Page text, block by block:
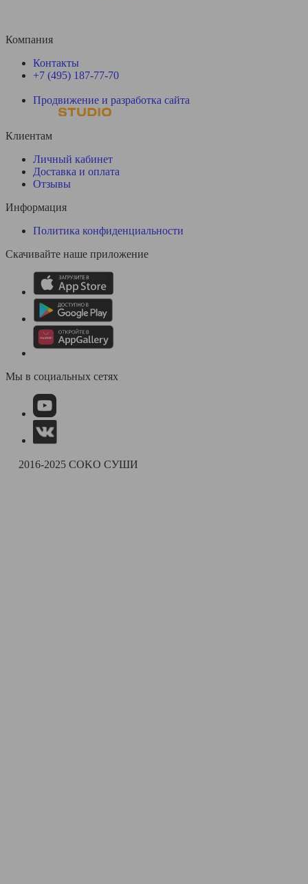
Компания
Контакты
+7 (495) 187-77-70
Продвижение и разработка сайта
Клиентам
Личный кабинет
Доставка и оплата
Отзывы
Информация
Политика конфиденциальности
Скачивайте наше приложение
Мы в социальных сетях
2016-2025 COKO СУШИ